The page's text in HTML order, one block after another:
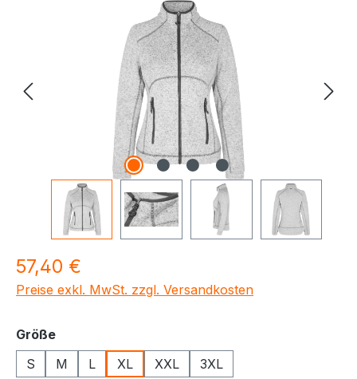
Bildergalerie überspringen
Regulärer Preis:
57,40 €
Preise exkl. MwSt. zzgl. Versandkosten
Größeauswählen
S
M L XL XXL 3XL